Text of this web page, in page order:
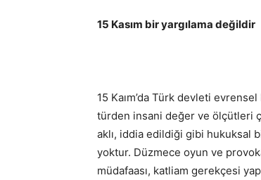
15 Kasım bir yargılama değildir
15 Kaım’da Türk devleti
türden insani değer ve ölçütleri
aklı, iddia edildiği gibi hukuksal
yoktur. Düzmece oyun ve
müdafaası, katliam gerekçesi